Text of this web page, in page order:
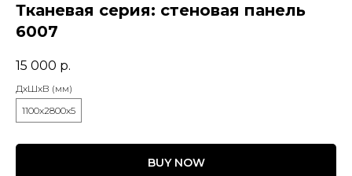
Тканевая серия: стеновая панель
6007
15 000 р.
ДxШxВ (мм)
1100x2800x5
BUY NOW